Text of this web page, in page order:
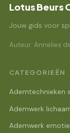
Lotus Beurs
Jouw gids voor
Auteur: Annelies
CATEGORIEËN
Ademtechnieken
Ademwerk
Ademwerk